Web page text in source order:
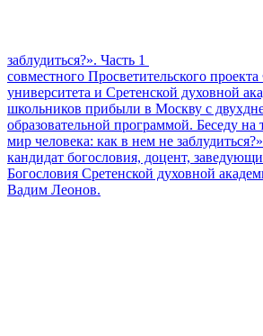
заблудиться?». Часть 1
совместного Просветительского
университета и Сретенской духовной
школьников прибыли в Москву с
образовательной программой. Беседу
мир человека: как в нем не
кандидат богословия, доцент,
Богословия Сретенской духовной
Вадим Леонов.